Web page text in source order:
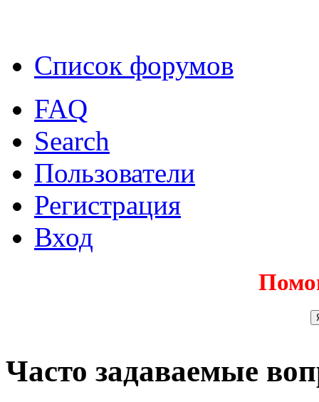
Список форумов
FAQ
Search
Пользователи
Регистрация
Вход
Часто задаваемые